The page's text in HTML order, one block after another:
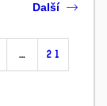
… 21
Další